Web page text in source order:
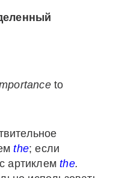
to
the; если
артиклемthe.